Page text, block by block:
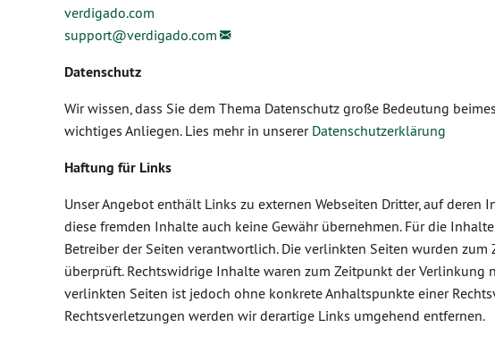
verdigado.com
support@verdigado.com
Datenschutz
Wir wissen, dass Sie dem Thema Datenschutz große Bedeutung
wichtiges Anliegen. Lies mehr in unserer Datenschutzerklärung
Haftung für Links
Unser Angebot enthält Links zu externen Webseiten Dritter, auf
diese fremden Inhalte auch keine Gewähr übernehmen. Für die
Betreiber der Seiten verantwortlich. Die verlinkten Seiten wurden
überprüft. Rechtswidrige Inhalte waren zum Zeitpunkt der
verlinkten Seiten ist jedoch ohne konkrete Anhaltspunkte einer
Rechtsverletzungen werden wir derartige Links umgehend entfernen.